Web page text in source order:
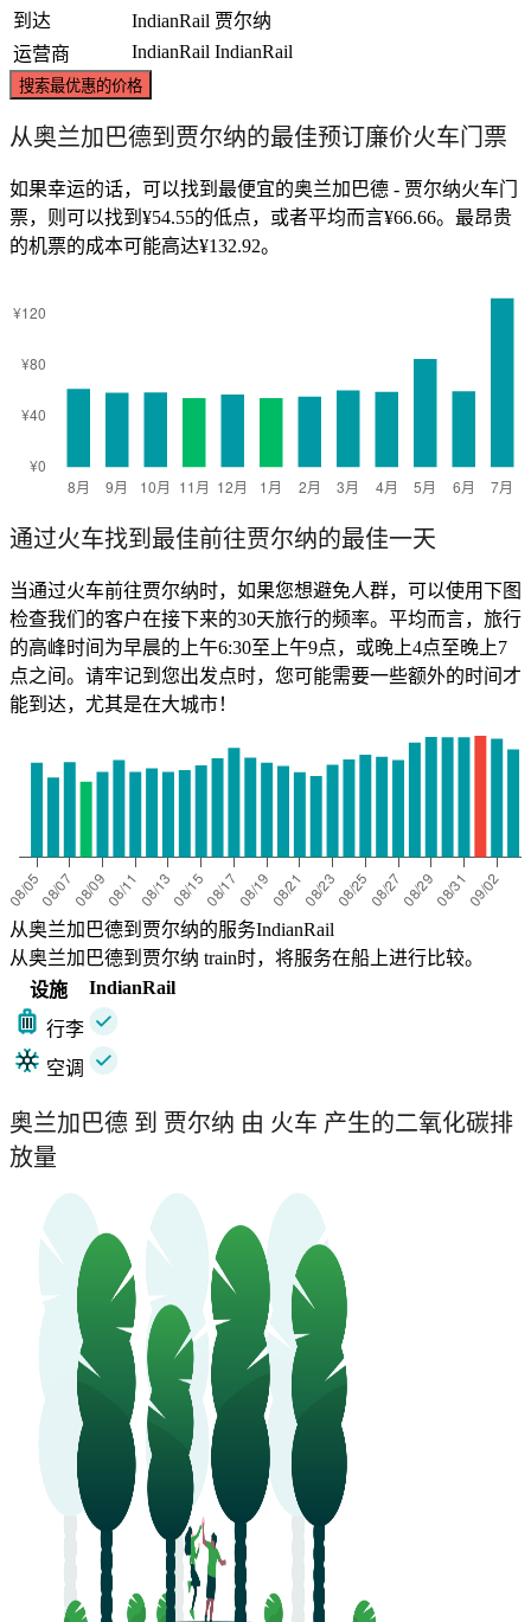
到达
IndianRail 贾尔纳
运营商
IndianRail IndianRail
搜索最优惠的价格
从奥兰加巴德到贾尔纳的最佳预订廉价火车门票
如果幸运的话，可以找到最便宜的奥兰加巴德 - 贾尔纳火车门
票，则可以找到¥54.55的低点，或者平均而言¥66.66。最昂贵
的机票的成本可能高达¥132.92。
通过火车找到最佳前往贾尔纳的最佳一天
当通过火车前往贾尔纳时，如果您想避免人群，可以使用下图
检查我们的客户在接下来的30天旅行的频率。平均而言，旅行
的高峰时间为早晨的上午6:30至上午9点，或晚上4点至晚上7
点之间。请牢记到您出发点时，您可能需要一些额外的时间才
能到达，尤其是在大城市！
从奥兰加巴德到贾尔纳的服务IndianRail
从奥兰加巴德到贾尔纳 train时，将服务在船上进行比较。
设施
IndianRail
行李
空调
奥兰加巴德 到 贾尔纳 由 火车 产生的二氧化碳排
放量